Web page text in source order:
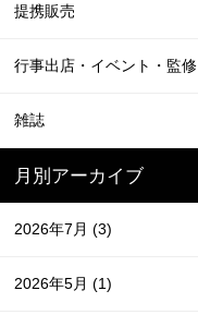
提携販売
行事出店・イベント・監修
雑誌
月別アーカイブ
2026年7月(3)
2026年5月(1)